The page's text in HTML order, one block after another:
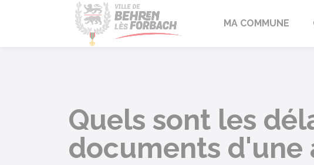
Behren-lès-Forbach
MA COMMUNE
Quels sont les
documents d'une